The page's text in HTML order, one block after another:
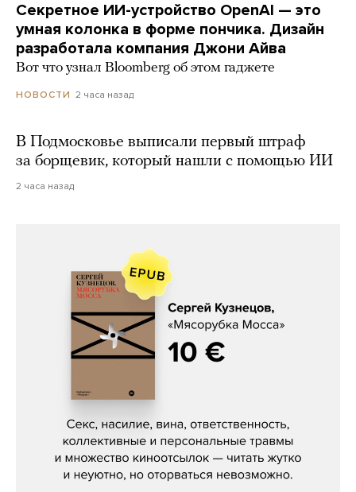
Секретное ИИ-устройство OpenAI — это
умная колонка в форме пончика. Дизайн
разработала компания Джони Айва
Вот что узнал Bloomberg об этом гаджете
НОВОСТИ 2 часа назад
В Подмосковье выписали первый штраф
за борщевик, который нашли с помощью ИИ
2 часа назад
Сергей Кузнецов, «Мясорубка